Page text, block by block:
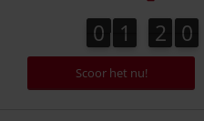
0
0 1
1 2
2 0
0
Scoor het nu!